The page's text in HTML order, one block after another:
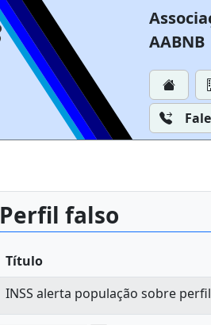
AABNB
Perfil falso
Título
INSS alerta população sobre